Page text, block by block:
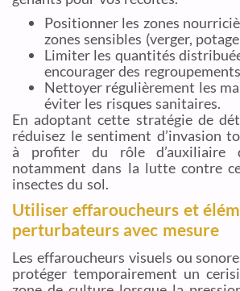
Positionner les zones
zones sensibles (verger,
Limiter les quantités
encourager des
Nettoyer régulièrement les
éviter les risques sanitaires.
En adoptant cette stratégie de
réduisez le sentiment d’invasion
à profiter du rôle d’auxiliaire
notamment dans la lutte contre
insectes du sol.
Utiliser effaroucheurs et
perturbateurs avec mesure
Les effaroucheurs visuels ou
protéger temporairement un